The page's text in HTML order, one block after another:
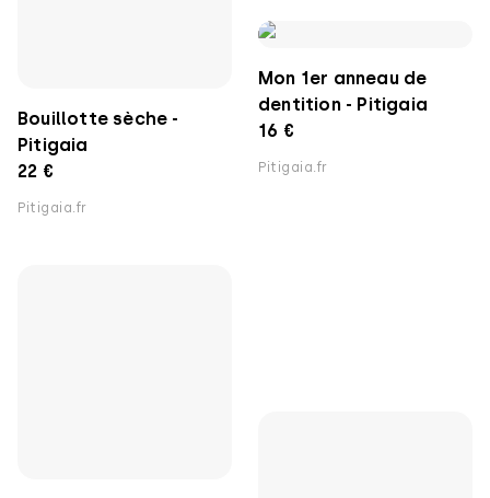
Bouillotte sèche -
Pitigaia
22 €
Pitigaia.fr
Mon 1er anneau de
dentition - Pitigaia
16 €
Pitigaia.fr